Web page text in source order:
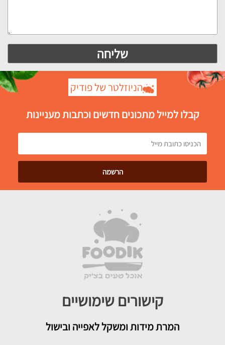
הניוזלטר של פודיק
קבלו למייל מתכונים חדשים וכתבות מעניינות
קישורים שימושיים
המרת מידות ומשקל לאפייה ובישול